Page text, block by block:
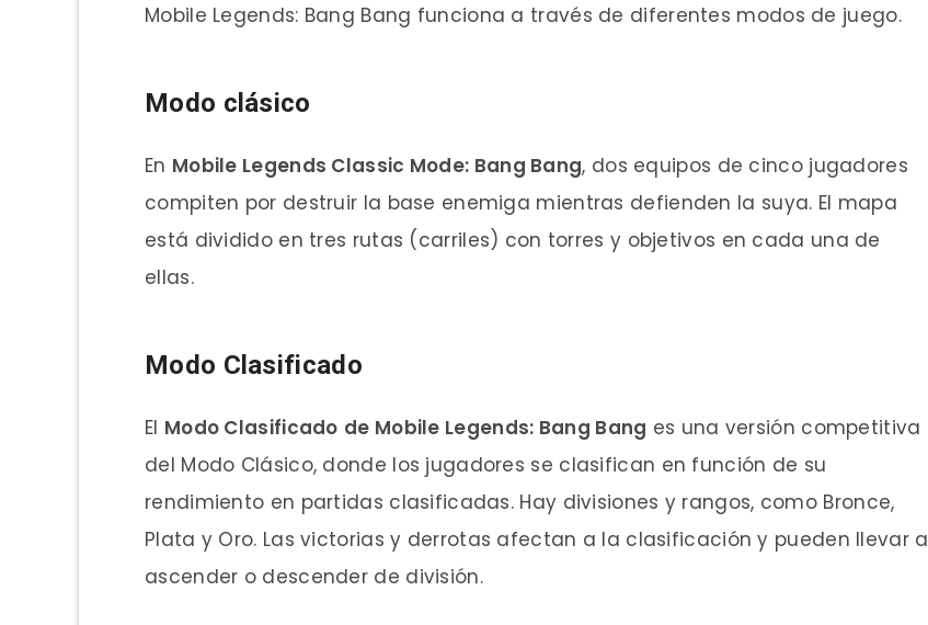
Mobile Legends: Bang Bang funciona a través de diferentes modos de juego.
Modo clásico
En Mobile Legends Classic Mode: Bang Bang, dos equipos de cinco jugadores
compiten por destruir la base enemiga mientras defienden la suya. El mapa
está dividido en tres rutas (carriles) con torres y objetivos en cada una de
ellas.
Modo Clasificado
El Modo Clasificado de Mobile Legends: Bang Bang es una versión competitiva
del Modo Clásico, donde los jugadores se clasifican en función de su
rendimiento en partidas clasificadas. Hay divisiones y rangos, como Bronce,
Plata y Oro. Las victorias y derrotas afectan a la clasificación y pueden llevar a
ascender o descender de división.